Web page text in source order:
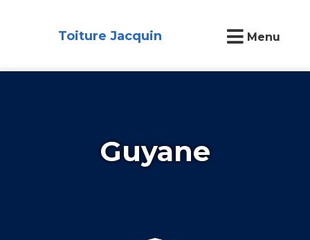
Toiture Jacquin Menu
Guyane